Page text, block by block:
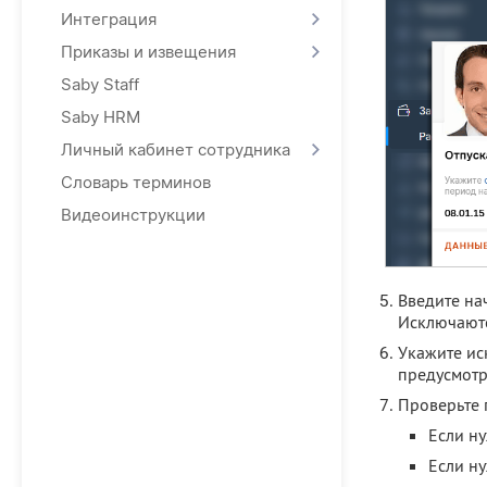
Интеграция
Приказы и извещения
Saby Staff
Saby HRM
Личный кабинет сотрудника
Словарь терминов
Видеоинструкции
Введите
Укажите
Проверьте
Если
Если